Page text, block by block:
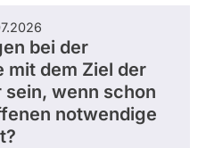
bei der
mit dem Ziel der
wenn schon
notwendige